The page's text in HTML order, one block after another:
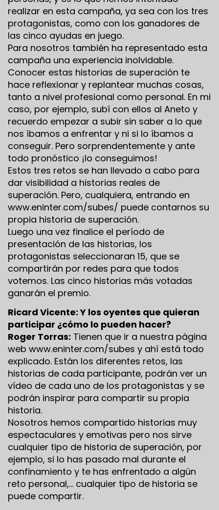
realizar en esta campaña, ya sea con los tres
protagonistas, como con los ganadores de
las cinco ayudas en juego.
Para nosotros también ha representado esta
campaña una experiencia inolvidable.
Conocer estas historias de superación te
hace reflexionar y replantear muchas cosas,
tanto a nivel profesional como personal. En mi
caso, por ejemplo, subí con ellos al Aneto y
recuerdo empezar a subir sin saber a lo que
nos íbamos a enfrentar y ni si lo íbamos a
conseguir. Pero sorprendentemente y ante
todo pronóstico ¡lo conseguimos!
Estos tres retos se han llevado a cabo para
dar visibilidad a historias reales de
superación. Pero, cualquiera, entrando en
www.eninter.com/subes/ puede contarnos su
propia historia de superación.
Luego una vez finalice el período de
presentación de las historias, los
protagonistas seleccionaran 15, que se
compartirán por redes para que todos
votemos. Las cinco historias más votadas
ganarán el premio.
Ricard Vicente: Y los oyentes que quieran
participar ¿cómo lo pueden hacer?
Roger Torras: Tienen que ir a nuestra página
web www.eninter.com/subes y ahí está todo
explicado. Están los diferentes retos, las
historias de cada participante, podrán ver un
vídeo de cada uno de los protagonistas y se
podrán inspirar para compartir su propia
historia.
Nosotros hemos compartido historias muy
espectaculares y emotivas pero nos sirve
cualquier tipo de historia de superación, por
ejemplo, si lo has pasado mal durante el
confinamiento y te has enfrentado a algún
reto personal,… cualquier tipo de historia se
puede compartir.